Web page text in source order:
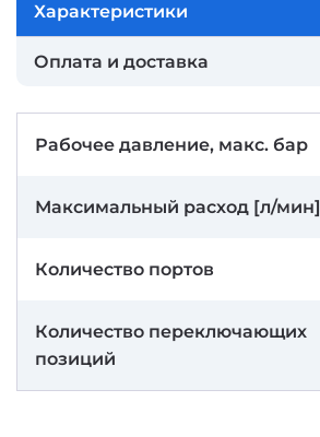
Характеристики
Оплата и доставка
Рабочее давление, макс. бар
Максимальный расход [л/мин]
Количество портов
Количество переключающих
позиций